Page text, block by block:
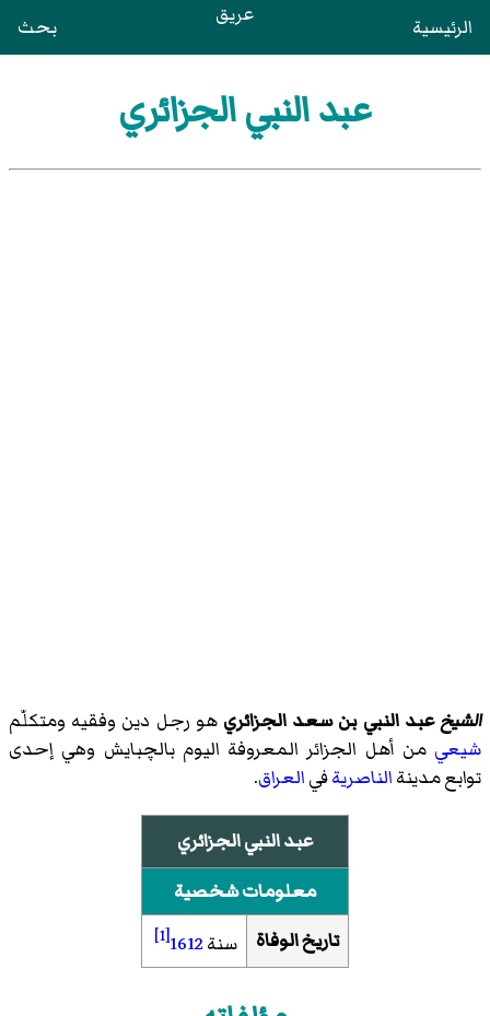
الرئيسية عريق بحث
عبد النبي الجزائري
الشيخعبد النبي بن سعد الجزائري هو رجل دين وفقيه ومتكلّم
شيعي من أهل الجزائر المعروفة اليوم بالچبايش وهي إحدى
توابع مدينةالناصريةفيالعراق.
عبد النبي الجزائري
معلومات شخصية
تاريخ الوفاة
سنة1612
[1]